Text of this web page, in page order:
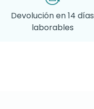
Devolución en 14 días
laborables